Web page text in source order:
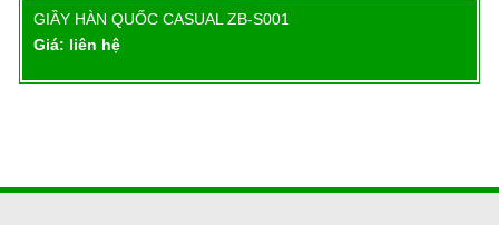
Chi tiết
GIẦY HÀN QUỐC CASUAL ZB-S001
Giá: liên hệ